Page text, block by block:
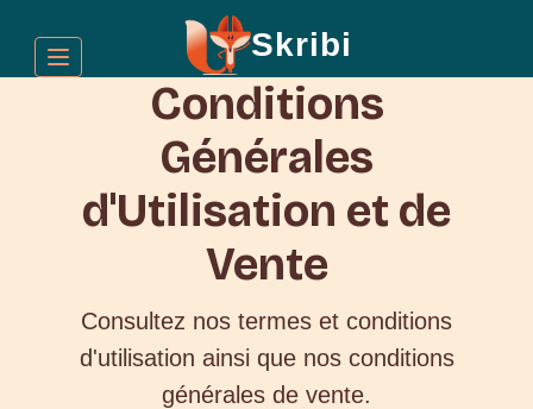
T
o
Skribi
Conditions
Générales
d'Utilisation et de
Vente
Consultez nos termes et conditions
d'utilisation ainsi que nos conditions
générales de vente.